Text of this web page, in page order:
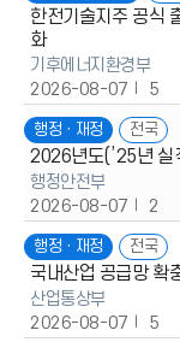
한전기술지주 공식
화
기후에너지환경부
2026-08-07
5
행정ㆍ재정 전국
2026년도(’25년 실
행정안전부
2026-08-07
2
행정ㆍ재정 전국
국내산업 공급망 확
산업통상부
2026-08-07
5